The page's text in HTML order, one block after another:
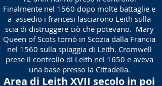
Finalmente nel 1560 dopo molte battaglie e
a assedio i francesi lasciarono Leith sulla
scia di distruggere ciò che potevano. Mary
Queen of Scots tornò in Scozia dalla Francia
nel 1560 sulla spiaggia di Leith. Cromwell
prese il controllo di Leith nel 1650 e aveva
una base presso la Cittadella.
Area di Leith XVII secolo in poi